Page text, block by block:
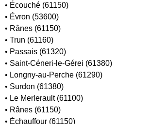
• Écouché (61150)
• Évron (53600)
• Rânes (61150)
• Trun (61160)
• Passais (61320)
• Saint-Céneri-le-Gérei (61380)
• Longny-au-Perche (61290)
• Surdon (61380)
• Le Merlerault (61100)
• Rânes (61150)
• Échauffour (61150)